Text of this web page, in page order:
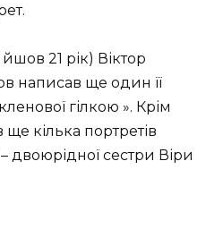
21 рік) Віктор
написав ще один її
гілкою ». Крім
кілька портретів
двоюрідної сестри Віри